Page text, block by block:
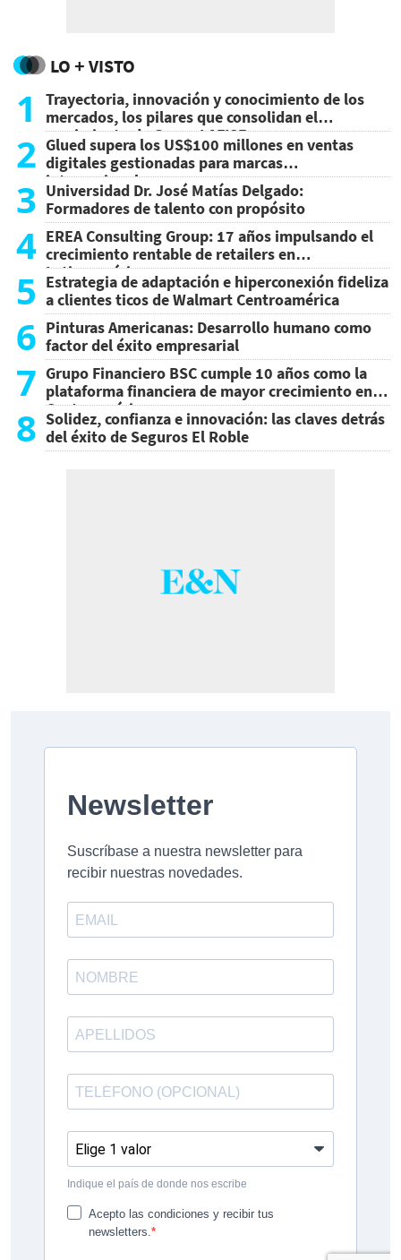
LO + VISTO
1
Trayectoria, innovación y conocimiento de los
mercados, los pilares que consolidan el
crecimiento de Grupo LAFISE
2 Glued supera los US$100 millones en ventas
digitales gestionadas para marcas
internacionales
3 Universidad Dr. José Matías Delgado:
Formadores de talento con propósito
4 EREA Consulting Group: 17 años impulsando el
crecimiento rentable de retailers en
Latinoamérica
5 Estrategia de adaptación e hiperconexión fideliza
a clientes ticos de Walmart Centroamérica
6 Pinturas Americanas: Desarrollo humano como
factor del éxito empresarial
7 Grupo Financiero BSC cumple 10 años como la
plataforma financiera de mayor crecimiento en
Centroamérica
8 Solidez, confianza e innovación: las claves detrás
del éxito de Seguros El Roble